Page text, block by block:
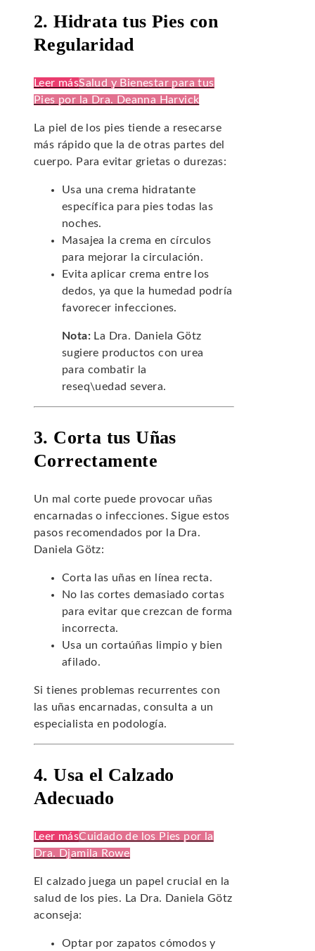
2. Hidrata tus Pies con
Regularidad
Leer másSalud y Bienestar para tus
Pies por la Dra. Deanna Harvick
La piel de los pies tiende a resecarse
más rápido que la de otras partes del
cuerpo. Para evitar grietas o durezas:
Usa una crema hidratante
específica para pies todas las
noches.
Masajea la crema en círculos
para mejorar la circulación.
Evita aplicar crema entre los
dedos, ya que la humedad podría
favorecer infecciones.
Nota: La Dra. Daniela Götz
sugiere productos con urea
para combatir la
reseq\uedad severa.
3. Corta tus Uñas
Correctamente
Un mal corte puede provocar uñas
encarnadas o infecciones. Sigue estos
pasos recomendados por la Dra.
Daniela Götz:
Corta las uñas en línea recta.
No las cortes demasiado cortas
para evitar que crezcan de forma
incorrecta.
Usa un cortaúñas limpio y bien
afilado.
Si tienes problemas recurrentes con
las uñas encarnadas, consulta a un
especialista en podología.
4. Usa el Calzado
Adecuado
Leer másCuidado de los Pies por la
Dra. Djamila Rowe
El calzado juega un papel crucial en la
salud de los pies. La Dra. Daniela Götz
aconseja:
Optar por zapatos cómodos y